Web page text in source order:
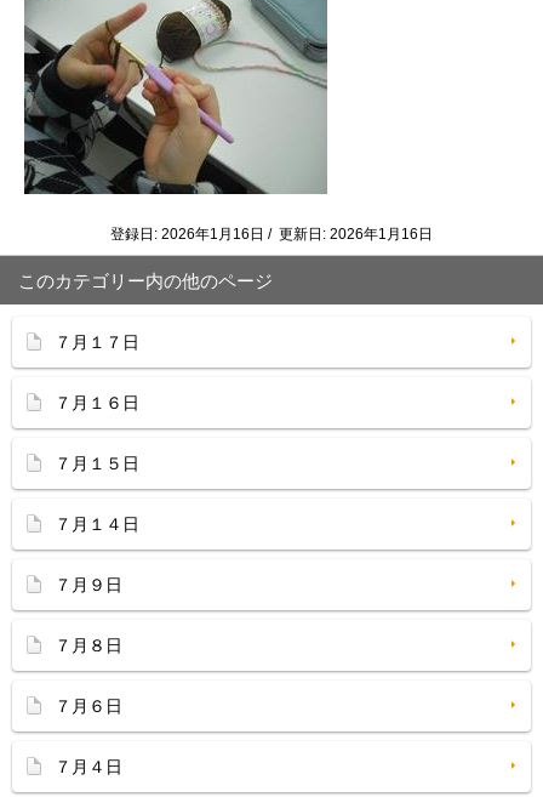
登録日: 2026年1月16日 / 更新日: 2026年1月16日
このカテゴリー内の他のページ
７月１７日
７月１６日
７月１５日
７月１４日
７月９日
７月８日
７月６日
７月４日